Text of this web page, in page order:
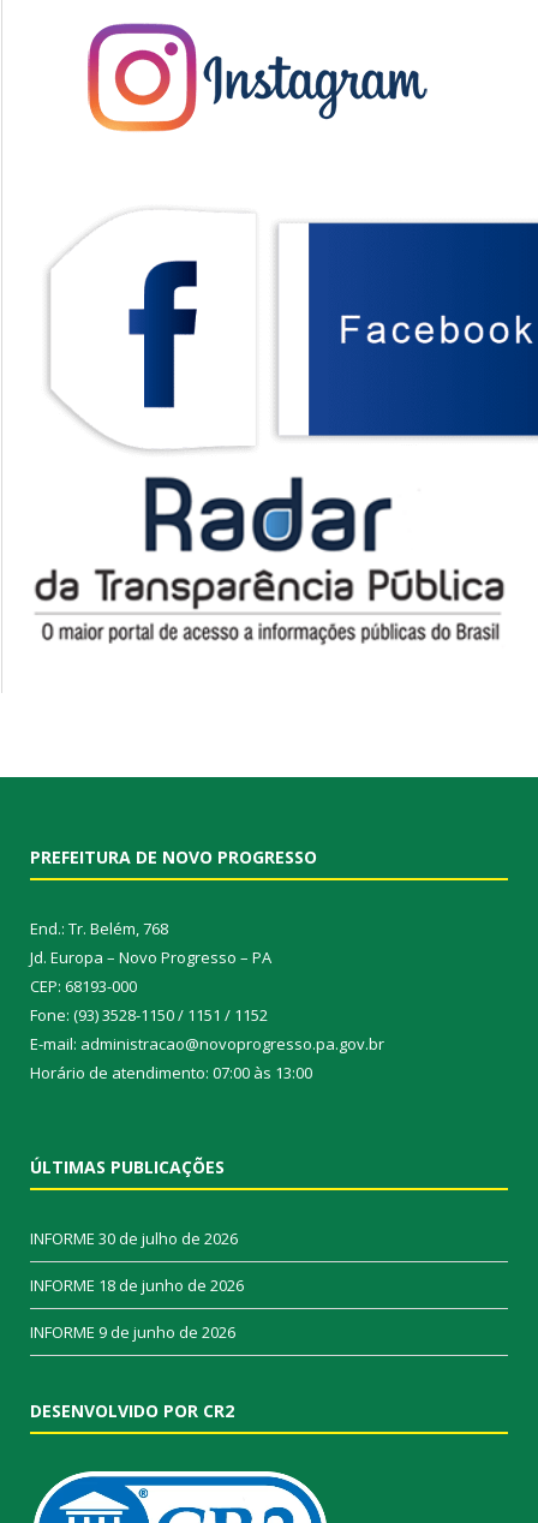
PREFEITURA DE NOVO PROGRESSO
End.: Tr. Belém, 768
Jd. Europa – Novo Progresso – PA
CEP: 68193-000
Fone: (93) 3528-1150 / 1151 / 1152
E-mail: administracao@novoprogresso.pa.gov.br
Horário de atendimento: 07:00 às 13:00
ÚLTIMAS PUBLICAÇÕES
INFORME 30 de julho de 2026
INFORME 18 de junho de 2026
INFORME 9 de junho de 2026
DESENVOLVIDO POR CR2